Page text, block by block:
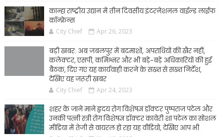
कान्हा राष्ट्रीय उद्यान में तीन दिवसीय इंटरनेशनल वाईल्ड लाईफ
कॉन्फ्रेन्स
City Chief Apr 26, 2023
बड़ी खबर: अब जबलपुर में बदमाशों, अपराधियों की खैर नहीं,
कलेक्टर, एसपी, कमिश्नर और भी बड़े-बड़े अधिकारियों की हुई
बैठक, दिए गए यह कार्यवाही करने के सख्त से सख्त निर्देश,
देखिए यह जरूरी खबर
City Chief Apr 24, 2023
शहर के जाने माने हृदय रोग विशेषज्ञ डॉक्टर पुष्पराज पटेल और
उनकी पत्नी स्त्री रोग विशेषज्ञ डॉक्टर कावेरी शा पटेल का सोशल
मीडिया में तेजी से वायरल हो रहा यह वीडियो, देखिए आप भी